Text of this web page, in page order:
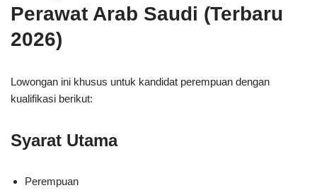
Perawat Arab Saudi (Terbaru
2026)
Lowongan ini khusus untuk kandidat perempuan dengan
kualifikasi berikut:
Syarat Utama
Perempuan